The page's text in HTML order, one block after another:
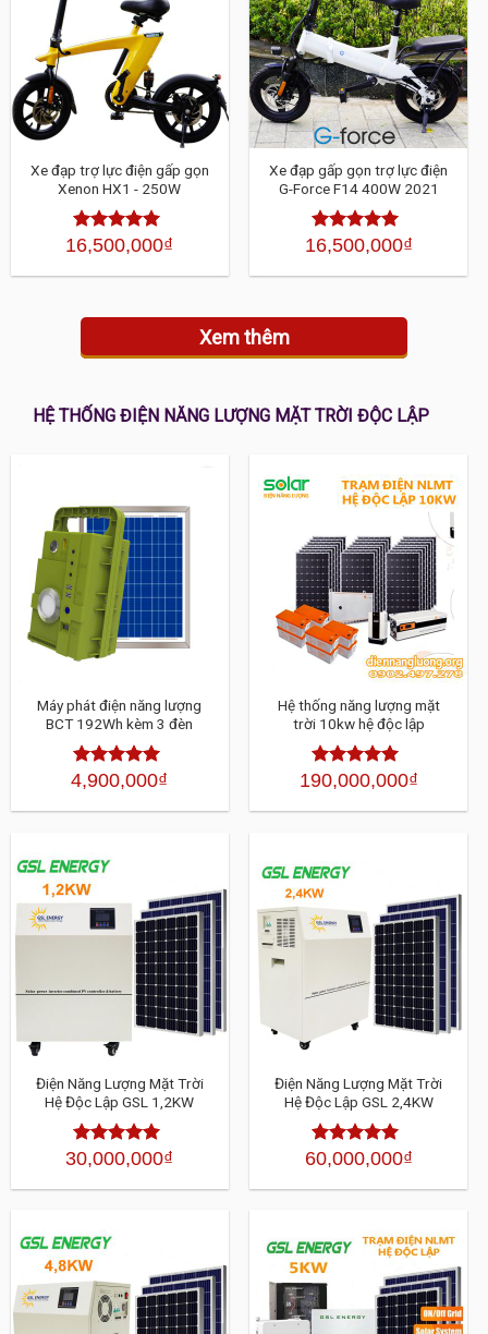
Xe đạp trợ lực điện gấp gọn
Xenon HX1 - 250W
Được xếp
sao
16,500,000₫
Xe đạp gấp gọn trợ lực điện
G-Force F14 400W 2021
Được xếp
sao
16,500,000₫
Xem thêm
HỆ THỐNG ĐIỆN NĂNG LƯỢNG MẶT TRỜI ĐỘC LẬP
Máy phát điện năng lượng
BCT 192Wh kèm 3 đèn
Được xếp
sao
4,900,000₫
Hệ thống năng lượng mặt
trời 10kw hệ độc lập
Được xếp
5 sao
190,000,000₫
Điện Năng Lượng Mặt Trời
Hệ Độc Lập GSL 1,2KW
Được xếp
sao
30,000,000₫
Điện Năng Lượng Mặt Trời
Hệ Độc Lập GSL 2,4KW
Được xếp
5 sao
60,000,000₫